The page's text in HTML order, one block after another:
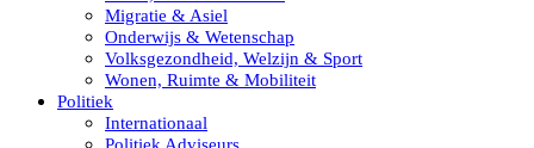
Migratie & Asiel
Onderwijs & Wetenschap
Volksgezondheid, Welzijn & Sport
Wonen, Ruimte & Mobiliteit
Politiek
Internationaal